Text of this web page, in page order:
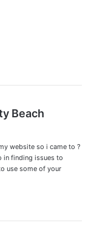
Beach
:
website so i came to ?
in finding issues to
use some of your